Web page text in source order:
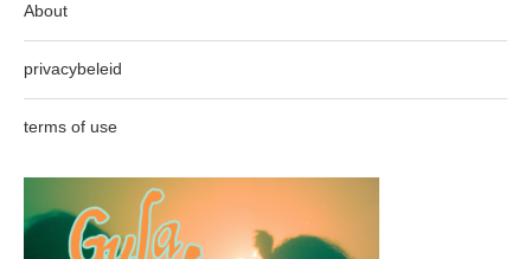
About
privacybeleid
terms of use